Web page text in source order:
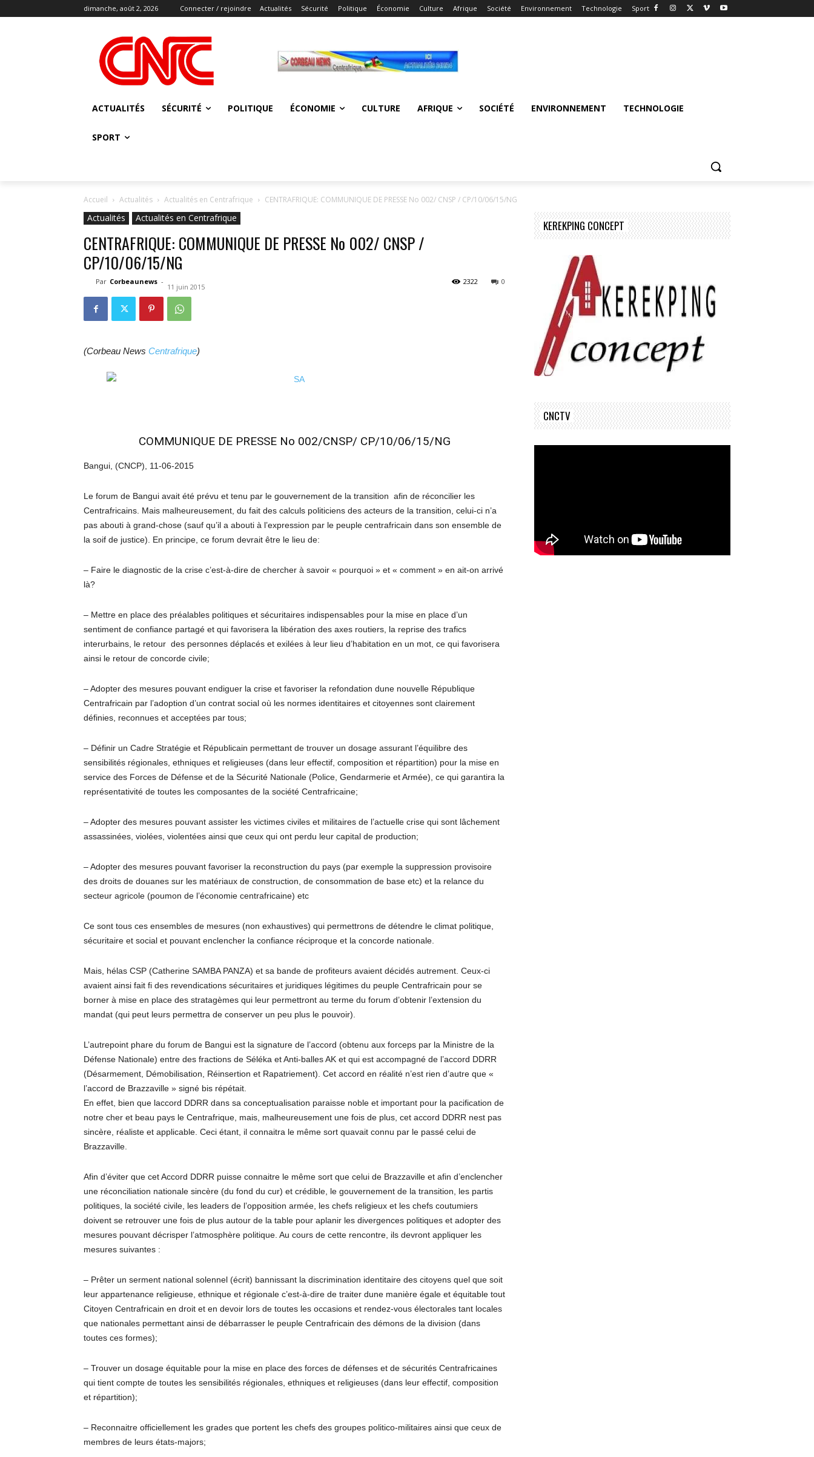
dimanche, août 2, 2026 Connecter / rejoindre Actualités Sécurité Politique Économie Culture Afrique Société Environnement Technologie Sport
ACTUALITÉS SÉCURITÉ POLITIQUE ÉCONOMIE CULTURE AFRIQUE SOCIÉTÉ ENVIRONNEMENT TECHNOLOGIE
SPORT
Accueil Actualités Actualités en Centrafrique CENTRAFRIQUE: COMMUNIQUE DE PRESSE No 002/ CNSP / CP/10/06/15/NG
Actualités Actualités en Centrafrique
CENTRAFRIQUE: COMMUNIQUE DE PRESSE No 002/ CNSP /
CP/10/06/15/NG
Par Corbeaunews -
11 juin 2015
0
2322
(Corbeau News Centrafrique)
COMMUNIQUE DE PRESSE No 002/CNSP/ CP/10/06/15/NG
Bangui, (CNCP), 11-06-2015
Le forum de Bangui avait été prévu et tenu par le gouvernement de la transition afin de réconcilier les
Centrafricains. Mais malheureusement, du fait des calculs politiciens des acteurs de la transition, celui-ci n’a
pas abouti à grand-chose (sauf qu’il a abouti à l’expression par le peuple centrafricain dans son ensemble de
la soif de justice). En principe, ce forum devrait être le lieu de:
– Faire le diagnostic de la crise c’est-à-dire de chercher à savoir « pourquoi » et « comment » en ait-on arrivé
là?
– Mettre en place des préalables politiques et sécuritaires indispensables pour la mise en place d’un
sentiment de confiance partagé et qui favorisera la libération des axes routiers, la reprise des trafics
interurbains, le retour des personnes déplacés et exilées à leur lieu d’habitation en un mot, ce qui favorisera
ainsi le retour de concorde civile;
– Adopter des mesures pouvant endiguer la crise et favoriser la refondation dune nouvelle République
Centrafricain par l’adoption d’un contrat social où les normes identitaires et citoyennes sont clairement
définies, reconnues et acceptées par tous;
– Définir un Cadre Stratégie et Républicain permettant de trouver un dosage assurant l’équilibre des
sensibilités régionales, ethniques et religieuses (dans leur effectif, composition et répartition) pour la mise en
service des Forces de Défense et de la Sécurité Nationale (Police, Gendarmerie et Armée), ce qui garantira la
représentativité de toutes les composantes de la société Centrafricaine;
– Adopter des mesures pouvant assister les victimes civiles et militaires de l’actuelle crise qui sont lâchement
assassinées, violées, violentées ainsi que ceux qui ont perdu leur capital de production;
– Adopter des mesures pouvant favoriser la reconstruction du pays (par exemple la suppression provisoire
des droits de douanes sur les matériaux de construction, de consommation de base etc) et la relance du
secteur agricole (poumon de l’économie centrafricaine) etc
Ce sont tous ces ensembles de mesures (non exhaustives) qui permettrons de détendre le climat politique,
sécuritaire et social et pouvant enclencher la confiance réciproque et la concorde nationale.
Mais, hélas CSP (Catherine SAMBA PANZA) et sa bande de profiteurs avaient décidés autrement. Ceux-ci
avaient ainsi fait fi des revendications sécuritaires et juridiques légitimes du peuple Centrafricain pour se
borner à mise en place des stratagèmes qui leur permettront au terme du forum d’obtenir l’extension du
mandat (qui peut leurs permettra de conserver un peu plus le pouvoir).
L’autrepoint phare du forum de Bangui est la signature de l’accord (obtenu aux forceps par la Ministre de la
Défense Nationale) entre des fractions de Séléka et Anti-balles AK et qui est accompagné de l’accord DDRR
(Désarmement, Démobilisation, Réinsertion et Rapatriement). Cet accord en réalité n’est rien d’autre que «
l’accord de Brazzaville » signé bis répétait.
En effet, bien que laccord DDRR dans sa conceptualisation paraisse noble et important pour la pacification de
notre cher et beau pays le Centrafrique, mais, malheureusement une fois de plus, cet accord DDRR nest pas
sincère, réaliste et applicable. Ceci étant, il connaitra le même sort quavait connu par le passé celui de
Brazzaville.
Afin d’éviter que cet Accord DDRR puisse connaitre le même sort que celui de Brazzaville et afin d’enclencher
une réconciliation nationale sincère (du fond du cur) et crédible, le gouvernement de la transition, les partis
politiques, la société civile, les leaders de l’opposition armée, les chefs religieux et les chefs coutumiers
doivent se retrouver une fois de plus autour de la table pour aplanir les divergences politiques et adopter des
mesures pouvant décrisper l’atmosphère politique. Au cours de cette rencontre, ils devront appliquer les
mesures suivantes :
– Prêter un serment national solennel (écrit) bannissant la discrimination identitaire des citoyens quel que soit
leur appartenance religieuse, ethnique et régionale c’est-à-dire de traiter dune manière égale et équitable tout
Citoyen Centrafricain en droit et en devoir lors de toutes les occasions et rendez-vous électorales tant locales
que nationales permettant ainsi de débarrasser le peuple Centrafricain des démons de la division (dans
toutes ces formes);
– Trouver un dosage équitable pour la mise en place des forces de défenses et de sécurités Centrafricaines
qui tient compte de toutes les sensibilités régionales, ethniques et religieuses (dans leur effectif, composition
et répartition);
– Reconnaitre officiellement les grades que portent les chefs des groupes politico-militaires ainsi que ceux de
membres de leurs états-majors;
KEREKPING CONCEPT
CNCTV